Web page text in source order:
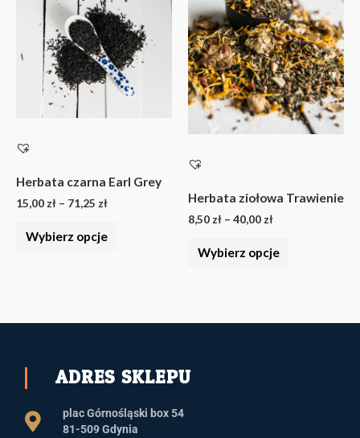
Herbata czarna Earl Grey
15,00 zł – 71,25 zł
15,00 zł
do
71,25 zł
Wybierz opcje
ma
wiele
wariantów.
Opcje
stronie
Herbata ziołowa Trawienie
8,50 zł – 40,00 zł
8,50 zł
do
40,00 zł
Wybierz opcje
ma
wiele
wariantów.
Opcje
można
wybrać
produktu
ADRES SKLEPU
plac Górnośląski box 54
81-509 Gdynia